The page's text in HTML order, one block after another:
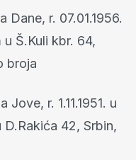
Dane, r. 07.01.1956.
Š.Kuli kbr. 64,
broja
r. 1.11.1951. u
42, Srbin,